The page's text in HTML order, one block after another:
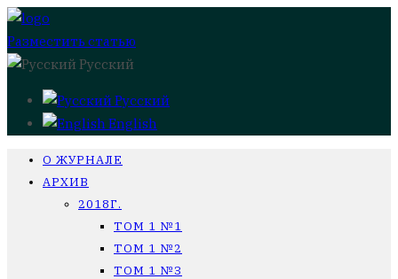
Разместить статью
Русский
Русский
English
О ЖУРНАЛЕ
АРХИВ
2018Г.
ТОМ 1 №1
ТОМ 1 №2
ТОМ 1 №3